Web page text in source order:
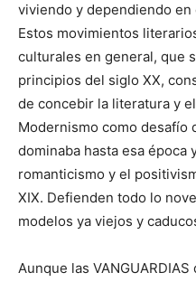
viviendo y dependiendo
Estos movimientos
culturales en general, que
principios del siglo XX,
de concebir la literatura y
Modernismo como desafío
dominaba hasta esa época
romanticismo y el
XIX. Defienden todo lo
modelos ya viejos y
Aunque las